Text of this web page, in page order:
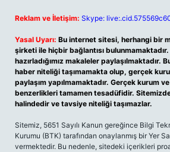
Reklam ve İletişim: Skype:
Yasal Uyarı: Bu internet sitesi, herhangi bir
şirketi ile hiçbir bağlantısı
hazırladığımız makaleler paylaşılmaktadır.
haber niteliği taşımamakta olup, gerçek
paylaşım yapılmamaktadır. Gerçek kurum
benzerlikleri tamamen tesadüfidir.
halindedir ve tavsiye niteliği taşımazlar.
Sitemiz, 5651 Sayılı Kanun gereğince Bilgi
Kurumu (BTK) tarafından onaylanmış bir Yer
vermektedir. Bu nedenle, sitedeki içerikleri